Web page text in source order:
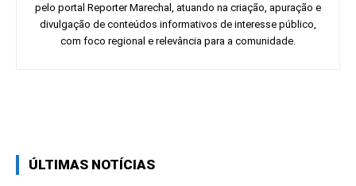
pelo portal Reporter Marechal, atuando na criação, apuração e
divulgação de conteúdos informativos de interesse público,
com foco regional e relevância para a comunidade.
ÚLTIMAS NOTÍCIAS